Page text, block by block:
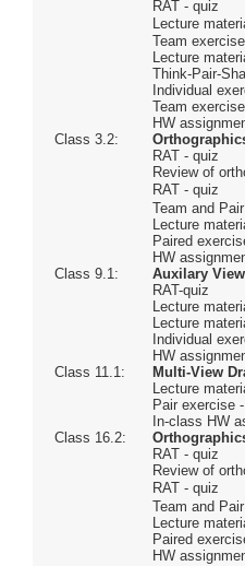
RAT - quiz
Lecture
Team exercise
Lecture
Think-Pair-
Individual
Team exercise
HW
Class 3.2:
RAT - quiz
Review of
RAT - quiz
Team and
Lecture
Paired
HW
Class 9.1:
Auxilary
RAT-quiz
Lecture
Lecture
Individual
HW
Class 11.1:
Multi-View
Lecture
Pair exercise
In-class HW
Class 16.2:
RAT - quiz
Review of
RAT - quiz
Team and
Lecture
Paired
HW